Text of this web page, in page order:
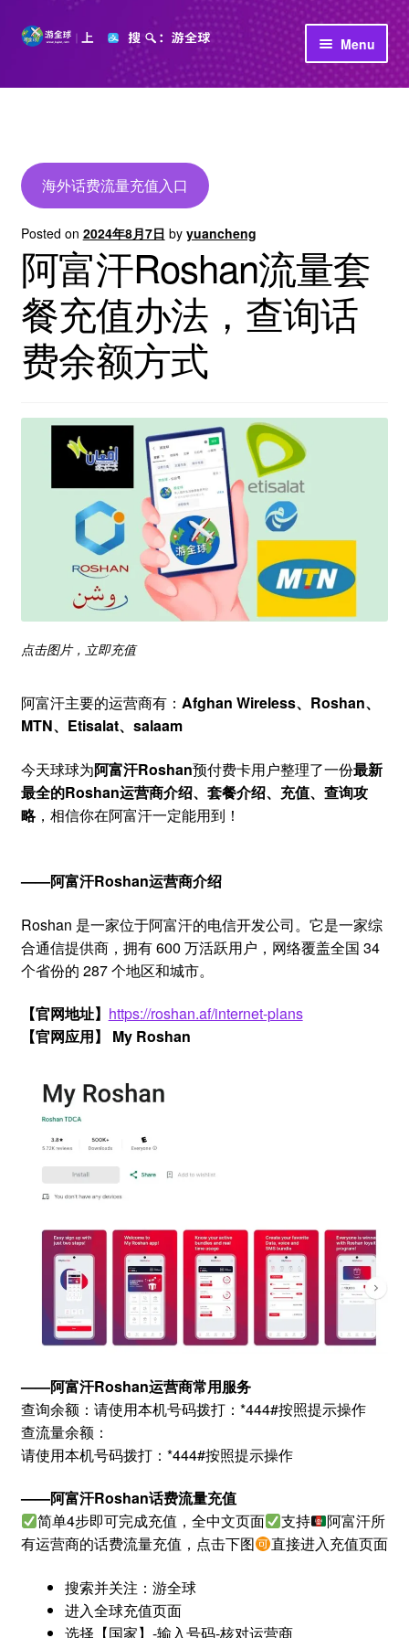
Skip
Skip
Menu
首页
公司介绍
海外话费流量充值入口
Posted on 2024年8月7日 by yuancheng
阿富汗Roshan流量套
餐充值办法，查询话
费余额方式
点击图片，立即充值
阿富汗主要的运营商有： Afghan Wireless、Roshan、
MTN、Etisalat、salaam
今天球球为阿富汗Roshan预付费卡用户整理了一份最新
最全的Roshan运营商介绍、套餐介绍、充值、查询攻
略，相信你在阿富汗一定能用到！
——阿富汗Roshan运营商介绍
Roshan 是一家位于阿富汗的电信开发公司。它是一家综
合通信提供商，拥有 600 万活跃用户，网络覆盖全国 34
个省份的 287 个地区和城市。
【官网地址】 ‍https://roshan.af/internet-plans
【官网应用】 My Roshan
——阿富汗Roshan运营商常用服务
查询余额：请使用本机号码拨打：*444#按照提示操作
查流量余额：
请使用本机号码拨打：*444#按照提示操作
——阿富汗Roshan话费流量充值
简单4步即可完成充值，全中文页面
支持
阿富汗所
有运营商的话费流量充值，点击下图
直接进入充值页面
搜索并关注：游全球
进入全球充值页面
选择【国家】-输入号码-核对运营商